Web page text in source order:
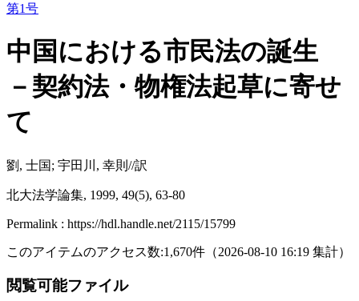
第1号
中国における市民法の誕生
－契約法・物権法起草に寄せ
て
劉, 士国; 宇田川, 幸則//訳
北大法学論集, 1999, 49(5), 63-80
Permalink : https://hdl.handle.net/2115/15799
このアイテムのアクセス数:1,670件 （2026-08-10 16:19 集計）
閲覧可能ファイル